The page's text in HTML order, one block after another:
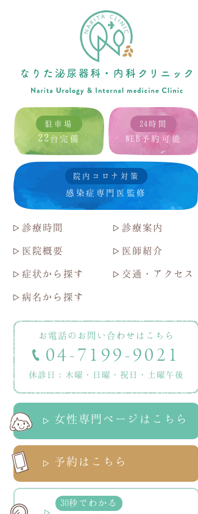
駐車場
22 台完備
24時間
WEB予約可能
院内コロナ対策
感染症専門医監修
診療時間 診療案内
医院概要 医師紹介
症状から探す 交通・アクセス
病名から探す
お電話のお問い合わせはこちら
04-7199-9021
休診日：木曜・日曜・祝日・土曜午後
女性専門ページはこちら
予約はこちら
30秒でわかる